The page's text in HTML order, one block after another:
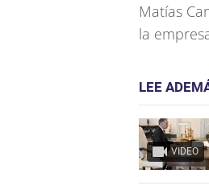
Matías
la
LEE
VIDEO